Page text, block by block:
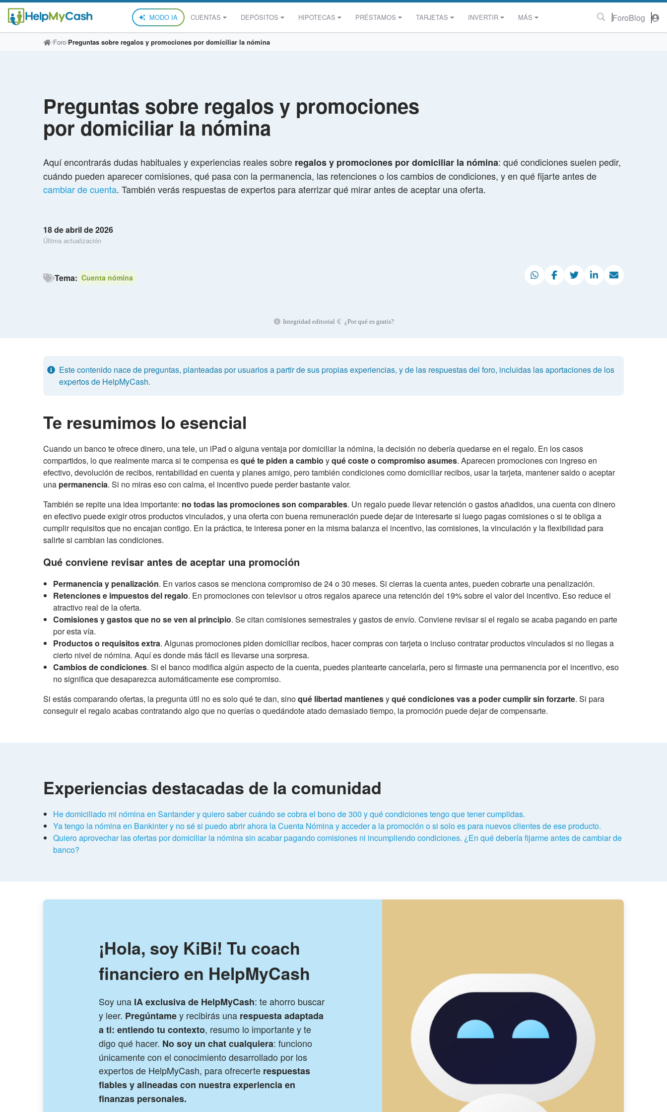
MODO IA CUENTAS DEPÓSITOS HIPOTECAS PRÉSTAMOS TARJETAS INVERTIR MÁS ForoBlog
Foro Preguntas sobre regalos y promociones por domiciliar la nómina
Preguntas sobre regalos y promociones
por domiciliar la nómina
Aquí encontrarás dudas habituales y experiencias reales sobre regalos y promociones por domiciliar la nómina: qué condiciones suelen pedir,
cuándo pueden aparecer comisiones, qué pasa con la permanencia, las retenciones o los cambios de condiciones, y en qué fijarte antes de
cambiar de cuenta. También verás respuestas de expertos para aterrizar qué mirar antes de aceptar una oferta.
18 de abril de 2026
Última actualización
Tema: Cuenta nómina
Integridad editorial ¿Por qué es gratis?
Este contenido nace de preguntas, planteadas por usuarios a partir de sus propias experiencias, y de las respuestas del foro, incluidas las aportaciones de los
expertos de HelpMyCash.
Te resumimos lo esencial
Cuando un banco te ofrece dinero, una tele, un iPad o alguna ventaja por domiciliar la nómina, la decisión no debería quedarse en el regalo. En los casos
compartidos, lo que realmente marca si te compensa esqué te piden a cambio yqué coste o compromiso asumes. Aparecen promociones con ingreso en
efectivo, devolución de recibos, rentabilidad en cuenta y planes amigo, pero también condiciones como domiciliar recibos, usar la tarjeta, mantener saldo o aceptar
una permanencia. Si no miras eso con calma, el incentivo puede perder bastante valor.
También se repite una idea importante: no todas las promociones son comparables. Un regalo puede llevar retención o gastos añadidos, una cuenta con dinero
en efectivo puede exigir otros productos vinculados, y una oferta con buena remuneración puede dejar de interesarte si luego pagas comisiones o si te obliga a
cumplir requisitos que no encajan contigo. En la práctica, te interesa poner en la misma balanza el incentivo, las comisiones, la vinculación y la flexibilidad para
salirte si cambian las condiciones.
Qué conviene revisar antes de aceptar una promoción
Permanencia y penalización. En varios casos se menciona compromiso de 24 o 30 meses. Si cierras la cuenta antes, pueden cobrarte una penalización.
Retenciones e impuestos del regalo. En promociones con televisor u otros regalos aparece una retención del 19% sobre el valor del incentivo. Eso reduce el
atractivo real de la oferta.
Comisiones y gastos que no se ven al principio. Se citan comisiones semestrales y gastos de envío. Conviene revisar si el regalo se acaba pagando en parte
por esta vía.
Productos o requisitos extra. Algunas promociones piden domiciliar recibos, hacer compras con tarjeta o incluso contratar productos vinculados si no llegas a
cierto nivel de nómina. Aquí es donde más fácil es llevarse una sorpresa.
Cambios de condiciones. Si el banco modifica algún aspecto de la cuenta, puedes plantearte cancelarla, pero si firmaste una permanencia por el incentivo, eso
no significa que desaparezca automáticamente ese compromiso.
Si estás comparando ofertas, la pregunta útil no es solo qué te dan, sinoqué libertad mantienesyqué condiciones vas a poder cumplir sin forzarte. Si para
conseguir el regalo acabas contratando algo que no querías o quedándote atado demasiado tiempo, la promoción puede dejar de compensarte.
Experiencias destacadas de la comunidad
He domiciliado mi nómina en Santander y quiero saber cuándo se cobra el bono de 300 y qué condiciones tengo que tener cumplidas.
Ya tengo la nómina en Bankinter y no sé si puedo abrir ahora la Cuenta Nómina y acceder a la promoción o si solo es para nuevos clientes de ese producto.
Quiero aprovechar las ofertas por domiciliar la nómina sin acabar pagando comisiones ni incumpliendo condiciones. ¿En qué debería fijarme antes de cambiar de
banco?
¡Hola, soy KiBi! Tu coach
financiero en HelpMyCash
Soy una IA exclusiva de HelpMyCash: te ahorro buscar
y leer. Pregúntamey recibirás una respuesta adaptada
a ti: entiendo tu contexto, resumo lo importante y te
digo qué hacer. No soy un chat cualquiera: funciono
únicamente con el conocimiento desarrollado por los
expertos de HelpMyCash, para ofrecerte respuestas
fiables y alineadas con nuestra experiencia en
finanzas personales.